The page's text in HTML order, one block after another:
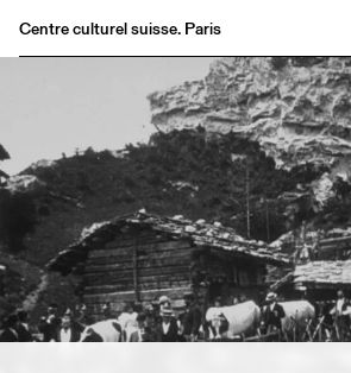
Centre culturel suisse. Paris
Buvette
Archives
Médiathèque
Éditions
Informations
FR/EN